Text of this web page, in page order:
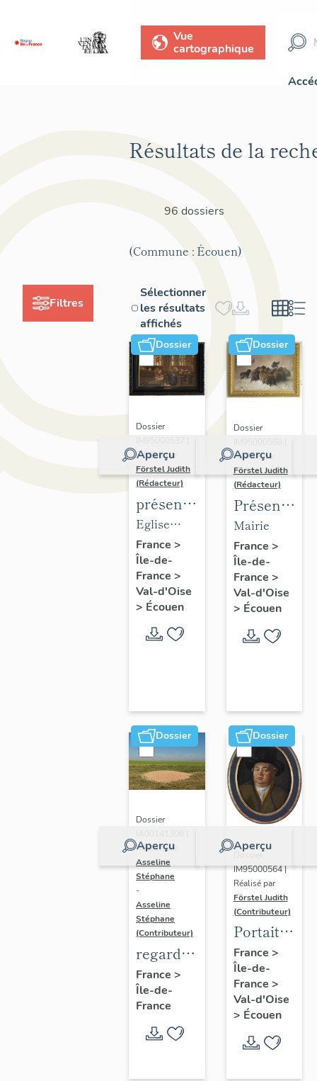
Vue
cartographique
Filtres
Résultats de la
96 dossiers
(Commune : Écouen)
Sélectionner
les résultats
affichés
Dossier
Aperçu
Dossier
Réalisé par
Förstel Judith
(Rédacteur)
présentation
du
mobilier
de
l'église
d'Ecouen
Eglise
Saint-
Acceul
France >
Île-de-
France >
Val-d'Oise
> Écouen
Dossier
Aperçu
Dossier
Réalisé par
Förstel Judith
(Rédacteur)
du
mobilier
de la
mairie
d'Ecouen
Mairie
France >
Île-de-
France >
Val-d'Oise
> Écouen
Dossier
Aperçu
Dossier
Réalisé par
Asseline
Stéphane
-
Asseline
Stéphane
(Contributeur)
regard
photographique
sur les
paysages
de la
France >
Île-de-
France
Dossier
Aperçu
Dossier
IM95000564 |
Réalisé par
Förstel Judith
(Contributeur)
Portait
d'homme
en
médaillon
ovale.
France >
Île-de-
France >
Val-d'Oise
> Écouen